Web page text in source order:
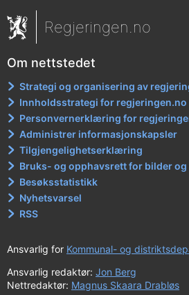
Regjeringen.no
Om nettstedet
Strategi og organisering av
Innholdsstrategi for regjeringen.no
Personvernerklæring for
Administrer informasjonskapsler
Tilgjengelighetserklæring
Bruks- og opphavsrett for bilder
Besøksstatistikk
Nyhetsvarsel
RSS
Ansvarlig for Kommunal- og
Ansvarlig redaktør: Jon Berg
Nettredaktør: Magnus Skaara Drabløs